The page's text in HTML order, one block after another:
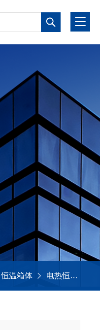
恒温箱体 电热恒温培养箱